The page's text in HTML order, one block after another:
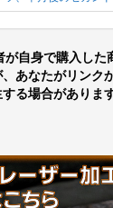
自身で購入した
あなたがリンク
る場合があります